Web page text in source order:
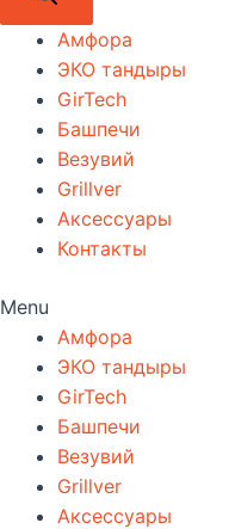
Амфора
ЭКО тандыры
GirTech
Башпечи
Везувий
Grillver
Аксессуары
Контакты
Menu
Амфора
ЭКО тандыры
GirTech
Башпечи
Везувий
Grillver
Аксессуары